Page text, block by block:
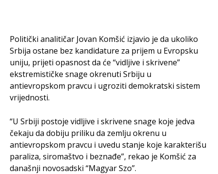
Politički analitičar Jovan Komšić izjavio je da ukoliko
Srbija ostane bez kandidature za prijem u Evropsku
uniju, prijeti opasnost da će “vidljive i skrivene”
ekstremističke snage okrenuti Srbiju u
antievropskom pravcu i ugroziti demokratski sistem
vrijednosti.
“U Srbiji postoje vidljive i skrivene snage koje jedva
čekaju da dobiju priliku da zemlju okrenu u
antievropskom pravcu i uvedu stanje koje karakterišu
paraliza, siromaštvo i beznađe”, rekao je Komšić za
današnji novosadski “Magyar Szo”.